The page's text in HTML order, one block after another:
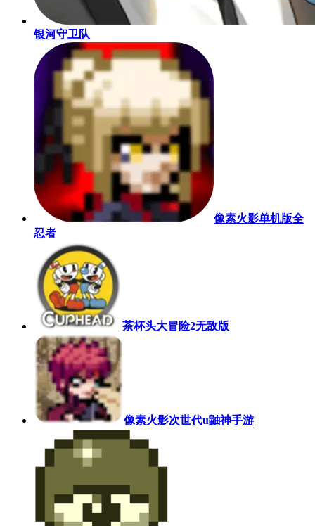
银河守卫队
像素火影单机版全
忍者
茶杯头大冒险2无敌版
像素火影次世代u鼬神手游